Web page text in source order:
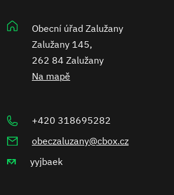
Obecní úřad Zalužany
Zalužany 145,
262 84 Zalužany
Na mapě
+420 318695282
obeczaluzany@cbox.cz
yyjbaek